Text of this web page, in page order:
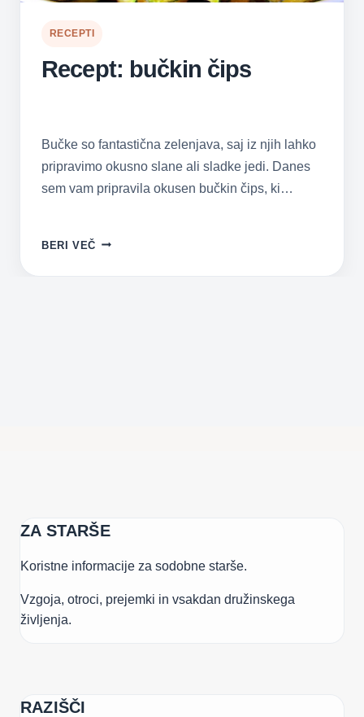
RECEPTI
Recept: bučkin čips
Bučke so fantastična zelenjava, saj iz njih lahko
pripravimo okusno slane ali sladke jedi. Danes
sem vam pripravila okusen bučkin čips, ki…
BERI VEČ RECEPT:
ČIPS
ZA STARŠE
Koristne informacije za sodobne starše.
Vzgoja, otroci, prejemki in vsakdan družinskega
življenja.
RAZIŠČI